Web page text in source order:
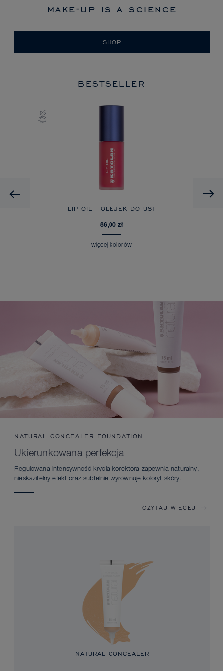
make-up is a science
SHOP
BESTSELLER
LIP OIL - OLEJEK DO UST
86,00 zł
więcej kolorów
NATURAL CONCEALER FOUNDATION
Ukierunkowana perfekcja
Regulowana intensywność krycia korektora zapewnia naturalny,
nieskazitelny efekt oraz subtelnie wyrównuje koloryt skóry.
CZYTAJ WIĘCEJ
NATURAL CONCEALER